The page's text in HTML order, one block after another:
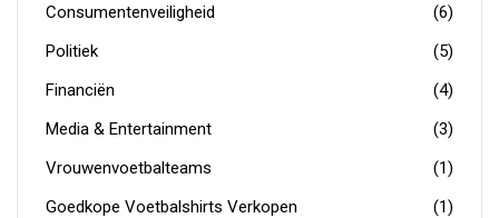
Consumentenveiligheid
(6)
Politiek
(5)
Financiën
(4)
Media & Entertainment
(3)
Vrouwenvoetbalteams
(1)
Goedkope Voetbalshirts Verkopen
(1)